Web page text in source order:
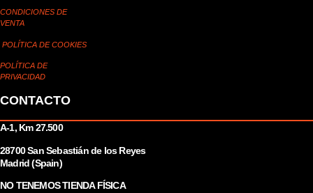
CONDICIONES DE
VENTA
POLÍTICA DE COOKIES
POLÍTICA DE
PRIVACIDAD
CONTACTO
A-1, Km 27.500
28700 San Sebastián de los Reyes
Madrid (Spain)
NO TENEMOS TIENDA FÍSICA